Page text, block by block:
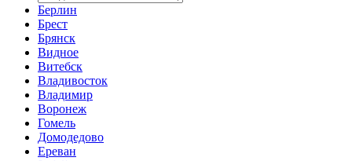
Берлин
Брест
Брянск
Видное
Витебск
Владивосток
Владимир
Воронеж
Гомель
Домодедово
Ереван